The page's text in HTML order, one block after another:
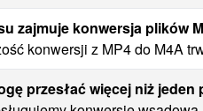
zajmuje konwersja plików
konwersji z MP4 do M4A
przesłać więcej niż jeden